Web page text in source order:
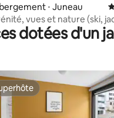
5 sur la base de 18
⋅ Juneau
vues et nature (ski,
dotées d'un